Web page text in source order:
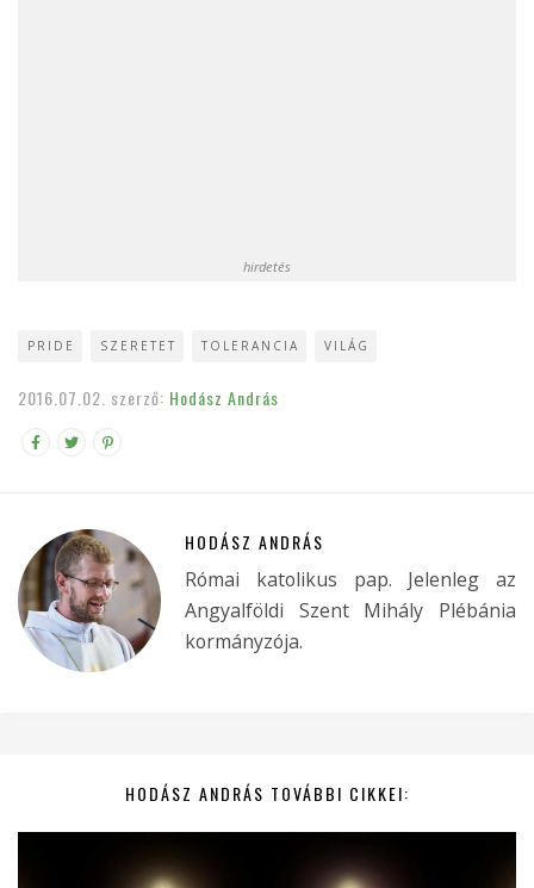
hirdetés
PRIDE SZERETET TOLERANCIA VILÁG
2016.07.02. szerző: Hodász András
HODÁSZ ANDRÁS
Római katolikus pap. Jelenleg az
Angyalföldi Szent Mihály Plébánia
kormányzója.
HODÁSZ ANDRÁS TOVÁBBI CIKKEI: